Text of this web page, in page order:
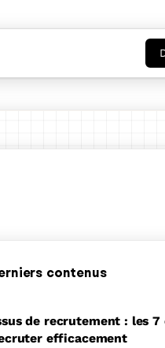
contenus
de recrutement : les 7
efficacement